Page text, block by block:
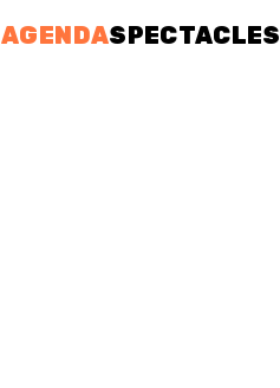
AGENDASPECTACLES